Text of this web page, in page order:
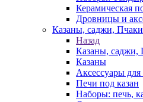
Керамическая
Дровницы и
Казаны, саджи, Пчаки
Назад
Казаны, саджи,
Казаны
Аксессуары для
Печи под казан
Наборы: печь,